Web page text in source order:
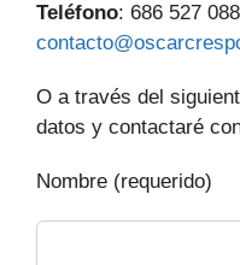
Teléfono: 686
O a través del
datos y contactaré
Nombre (requerido)